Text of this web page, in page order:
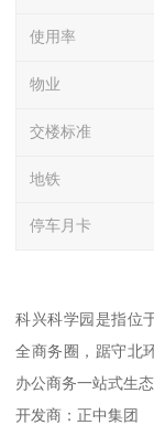
使用率
物业
交楼标准
地铁
停车月卡
科兴科学园是指位
全商务圈，踞守北
办公商务一站式生
开发商：正中集团